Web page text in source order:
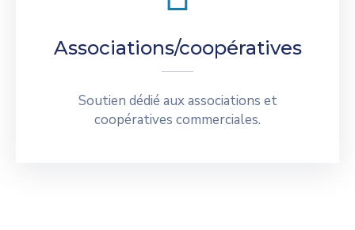
Associations/coopératives
Soutien dédié aux associations et
coopératives commerciales.